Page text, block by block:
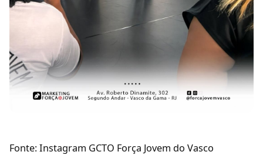
Fonte: Instagram GCTO Força Jovem do Vasco